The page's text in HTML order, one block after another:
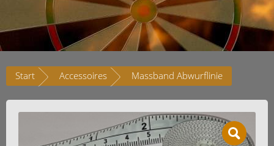
Start Accessoires Massband Abwurflinie